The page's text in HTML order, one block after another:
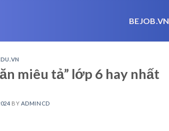
BEJOB.VN
miêu tả” lớp 6 hay nhất
BY ADMINCD